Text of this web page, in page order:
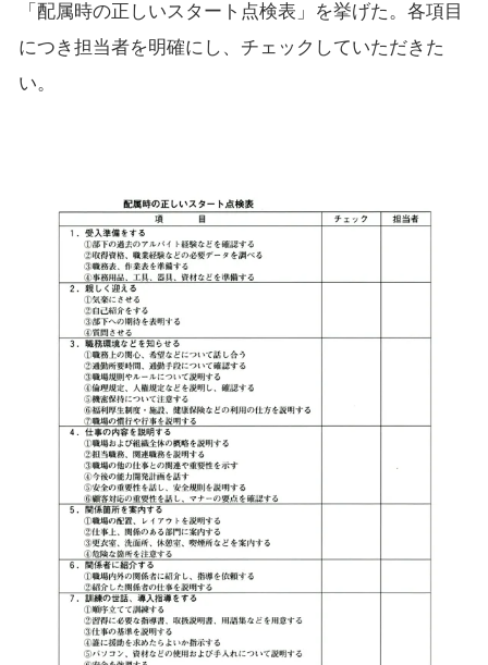
「配属時の正しいスタート点検表」を挙げた。各項目
につき担当者を明確にし、チェックしていただきた
い。